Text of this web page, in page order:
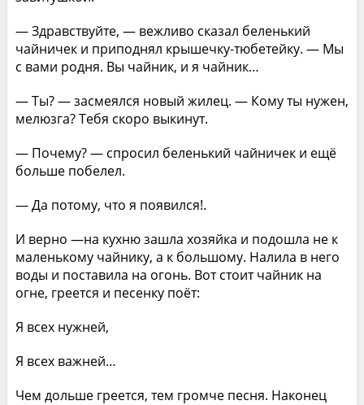
— Здравствуйте, — вежливо сказал беленький
чайничек и приподнял крышечку-тюбетейку. — Мы
с вами родня. Вы чайник, и я чайник…
— Ты? — засмеялся новый жилец. — Кому ты нужен,
мелюзга? Тебя скоро выкинут.
— Почему? — спросил беленький чайничек и ещё
больше побелел.
— Да потому, что я появился!.
И верно —на кухню зашла хозяйка и подошла не к
маленькому чайнику, а к большому. Налила в него
воды и поставила на огонь. Вот стоит чайник на
огне, греется и песенку поёт:
Я всех нужней,
Я всех важней…
Чем дольше греется, тем громче песня. Наконец